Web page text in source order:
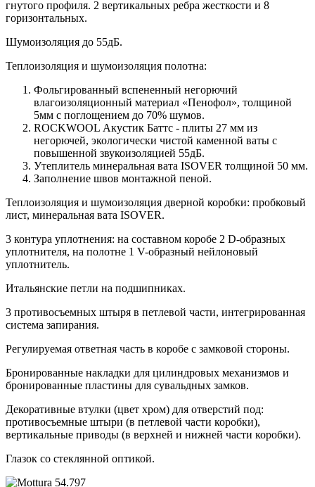
гнутого профиля. 2 вертикальных ребра жесткости и 8
горизонтальных.
Шумоизоляция до 55дБ.
Теплоизоляция и шумоизоляция полотна:
Фольгированный вспененный негорючий
влагоизоляционный материал «Пенофол», толщиной
5мм с поглощением до 70% шумов.
ROCKWOOL Акустик Баттс - плиты 27 мм из
негорючей, экологически чистой каменной ваты с
повышенной звукоизоляцией 55дБ.
Утеплитель минеральная вата ISOVER толщиной 50 мм.
Заполнение швов монтажной пеной.
Теплоизоляция и шумоизоляция дверной коробки: пробковый
лист, минеральная вата ISOVER.
3 контура уплотнения: на составном коробе 2 D-образных
уплотнителя, на полотне 1 V-образный нейлоновый
уплотнитель.
Итальянские петли на подшипниках.
3 противосъемных штыря в петлевой части, интегрированная
система запирания.
Регулируемая ответная часть в коробе с замковой стороны.
Бронированные накладки для цилиндровых механизмов и
бронированные пластины для сувальдных замков.
Декоративные втулки (цвет хром) для отверстий под:
противосъемные штыри (в петлевой части коробки),
вертикальные приводы (в верхней и нижней части коробки).
Глазок со стеклянной оптикой.